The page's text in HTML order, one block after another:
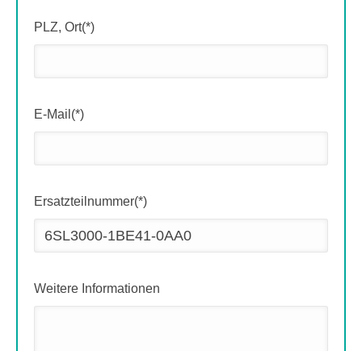
PLZ, Ort(*)
E-Mail(*)
Ersatzteilnummer(*)
Weitere Informationen